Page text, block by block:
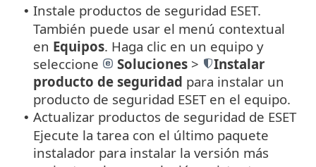
• Instale productos de seguridad ESET.
También puede usar el menú contextual
en Equipos. Haga clic en un equipo y
seleccione
Soluciones >
Instalar
producto de seguridad para instalar un
producto de seguridad ESET en el equipo.
• Actualizar productos de seguridad de ESET
Ejecute la tarea con el último paquete
instalador para instalar la versión más